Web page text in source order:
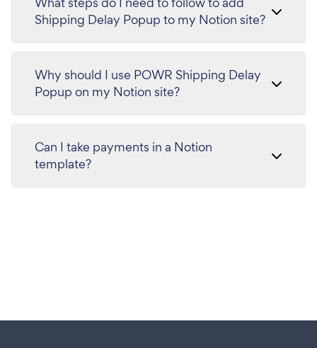
Shipping Delay Popup to my Notion site?
Why should I use POWR Shipping Delay
Popup on my Notion site?
Can I take payments in a Notion
template?